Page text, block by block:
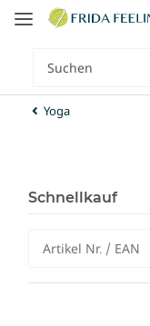
Yoga
Schnellkauf